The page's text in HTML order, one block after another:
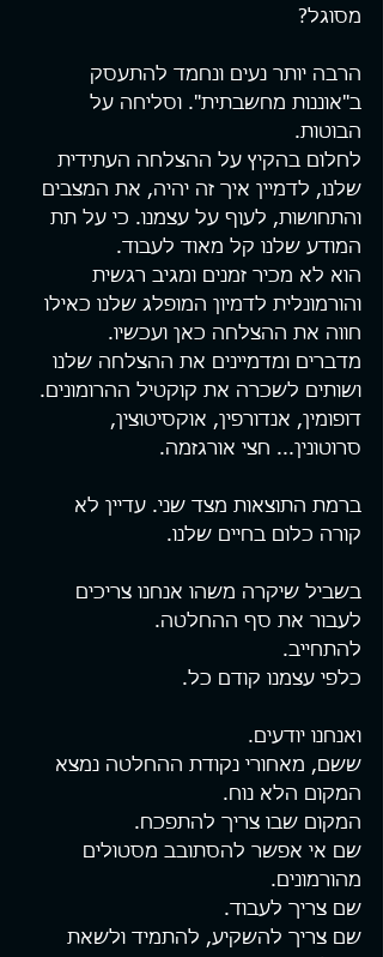
מסוגל?
הרבה יותר נעים ונחמד להתעסק
ב"אוננות מחשבתית". וסליחה על
הבוטות.
לחלום בהקיץ על ההצלחה העתידית
שלנו, לדמיין איך זה יהיה, את המצבים
והתחושות, לעוף על עצמנו. כי על תת
המודע שלנו קל מאוד לעבוד.
הוא לא מכיר זמנים ומגיב רגשית
והורמונלית לדמיון המופלג שלנו כאילו
חווה את ההצלחה כאן ועכשיו.
מדברים ומדמיינים את ההצלחה שלנו
ושותים לשכרה את קוקטיל ההרומונים.
דופומין, אנדורפין, אוקסיטוצין,
סרוטונין... חצי אורגזמה.
ברמת התוצאות מצד שני. עדיין לא
קורה כלום בחיים שלנו.
בשביל שיקרה משהו אנחנו צריכים
לעבור את סף ההחלטה.
להתחייב.
כלפי עצמנו קודם כל.
ואנחנו יודעים.
ששם, מאחורי נקודת ההחלטה נמצא
המקום הלא נוח.
המקום שבו צריך להתפכח.
שם אי אפשר להסתובב מסטולים
מהורמונים.
שם צריך לעבוד.
שם צריך להשקיע, להתמיד ולשאת